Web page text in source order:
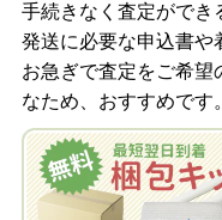
梱包キットをメールで
自宅でおもちゃを発
梱包キットをLINEで
手続きなく査定ができ
発送に必要な申込書や
お急ぎで査定をご希望
なため、おすすめです。